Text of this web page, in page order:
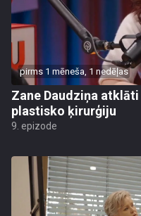
pirms 1 mēneša, 1 nedēļas
Zane Daudziņa
plastisko ķirurģiju
9. epizode